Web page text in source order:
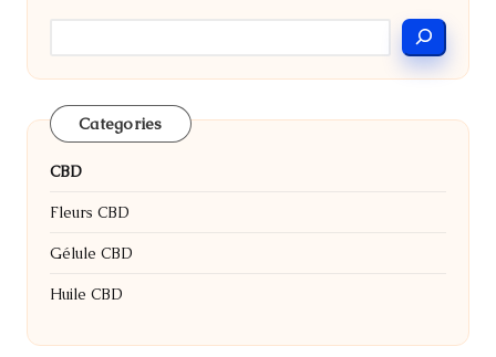
Categories
CBD
Fleurs CBD
Gélule CBD
Huile CBD